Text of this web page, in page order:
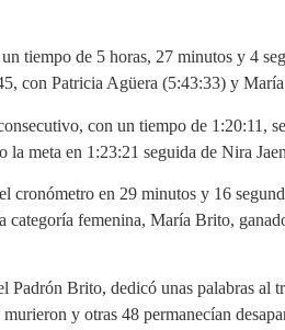
tiempo de 5 horas, 27 minutos y 4
con Patricia Agüera (5:43:33) y
con un tiempo de 1:20:11,
meta en 1:23:21 seguida de Nira
en 29 minutos y 16
femenina, María Brito,
Brito, dedicó unas palabras al
y otras 48 permanecían